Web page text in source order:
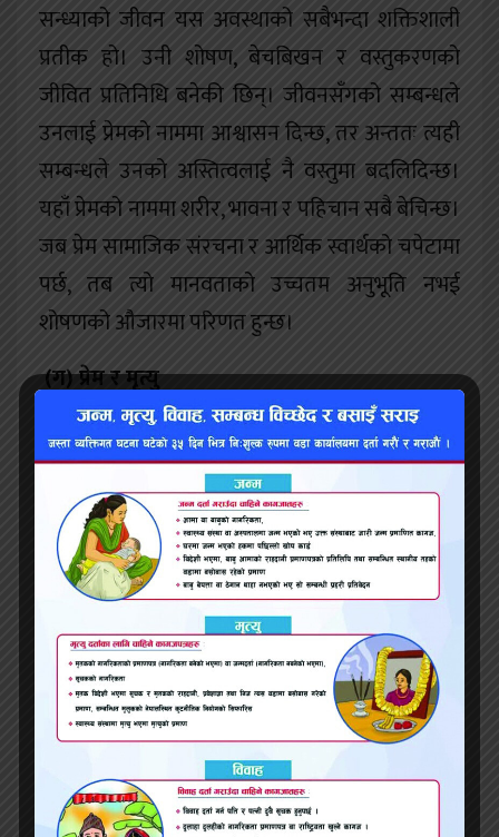
सन्ध्याको जीवन यस अवस्थाको सबैभन्दा शक्तिशाली
प्रतीक हो। उनी शोषण, बेचबिखन र वस्तुकरणको
जीवित प्रतिनिधि बनेकी छिन्। जीवनसँगको सम्बन्धले
उनलाई प्रेमको नाममा आश्वासन दिन्छ, तर अन्ततः त्यही
सम्बन्धले उनको अस्तित्वलाई नै वस्तुमा बदलिदिन्छ।
यहाँ प्रेमको नाममा शरीर, भावना र पहिचान सबै बेचिन्छ।
जब प्रेम सामाजिक संरचना र आर्थिक स्वार्थको चपेटामा
पर्छ, तब त्यो मानवताको उच्चतम अनुभूति नभई
शोषणको औजारमा परिणत हुन्छ।
(ग) प्रेम र मृत्यु
विकासको मृत्युले प्रेमलाई शारीरिक रूपमा समाप्त गर्छ,
तर दार्शनिक रूपमा शाश्वत बनाउँछ। मृत्युले प्रेमलाई
समय र शरीरको सीमाभन्दा माथि उठाउँछ, जसले
प्रेमलाई स्मृति र चेतनाको रूप दिन्छ।
‘सेतो सिउँदो’ ले प्रेमलाई भावनात्मक, सामाजिक र
विनाशकारी गरी तीन तहमा गहन रूपमा प्रस्तुत गरेको छ
। भावनात्मक प्रेममा शुद्धता, आत्मीयता र समर्पण
देखिन्छ भने सामाजिक प्रेमले विवाह, परम्परा र
मान्यतासँग जोडिएको सम्बन्धको यथार्थ देखाउँछ।
विनाशकारी प्रेमले भने शोषण, वस्तुकरण र पीडाको चरम
रूप उजागर गर्छ। उपन्यासले प्रेमलाई मुक्ति होइन,